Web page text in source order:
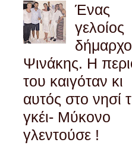
Ένας
γελοίος
Ψινάκης. Η
του καιγόταν κι
αυτός στο νησί
γκέι- Μύκονο
γλεντούσε !